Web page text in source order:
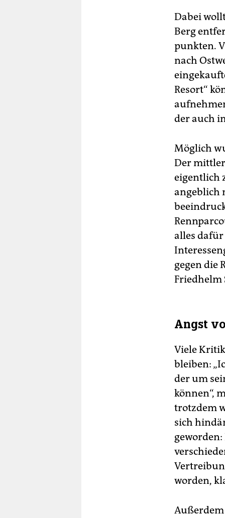
Dabei
Berg
punkten.
nach
Resort“
der auch
Möglich
Der
eigentlich
angeblich
alles dafür
gegen die
Friedhelm
Angst
Viele
bleiben:
der um
können“,
trotzdem
sich
worden,